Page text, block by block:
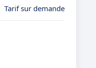
Tarif sur demande